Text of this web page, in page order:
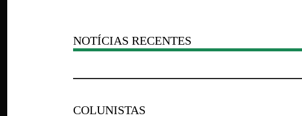
NOTÍCIAS RECENTES
COLUNISTAS